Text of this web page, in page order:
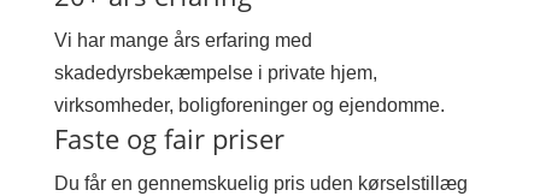
Vi har mange års erfaring med
skadedyrsbekæmpelse i private hjem,
virksomheder, boligforeninger og ejendomme.
Faste og fair priser
Du får en gennemskuelig pris uden kørselstillæg